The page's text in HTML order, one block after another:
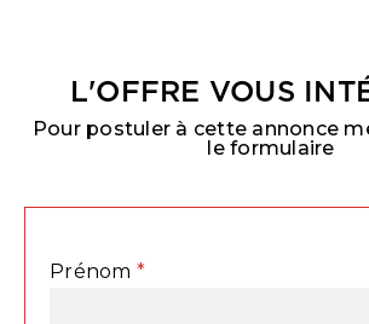
L'OFFRE VOUS
Pour postuler à cette annonce
le formulaire
Prénom